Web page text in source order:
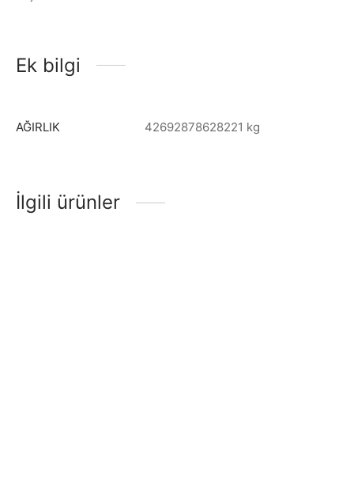
Ek bilgi
AĞIRLIK 42692878628221 kg
İlgili ürünler